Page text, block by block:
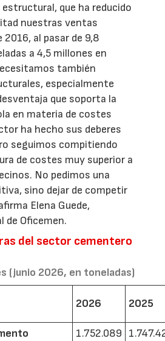
que ha reducido
nuestras ventas
al pasar de 9,8
a 4,5 millones en
también
especialmente
que soporta la
en materia de costes
ha hecho sus deberes
seguimos compitiendo
de costes muy superior a
No pedimos una
sino dejar de competir
Elena Guede,
de Oficemen.
del sector cementero
(junio 2026, en toneladas)
2026 2025
1.752.089